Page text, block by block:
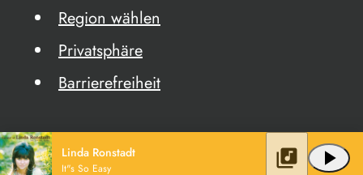
Region wählen
Privatsphäre
Barrierefreiheit
Linda Ronstadt
It"s So Easy play_arrow
library_music